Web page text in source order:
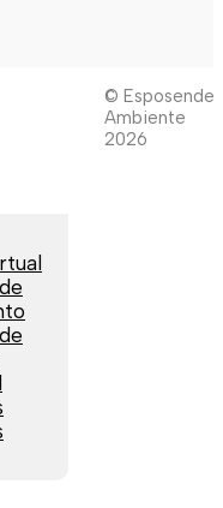
© Esposende
Ambiente
2026